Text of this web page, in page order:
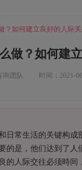
？如何建立良好的人际关
做？如何建
团队 时间：2021-
日常生活的关键构
的是，他们达到了
的人际交往必须時